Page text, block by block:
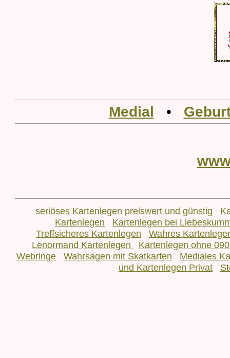
Medial •
seriöses Kartenlegen preiswert und günstig
Kartenlegen
Kartenlegen bei
Treffsicheres Kartenlegen
Wahres
Lenormand Kartenlegen
Kartenlegen ohne
Webringe
Wahrsagen mit Skatkarten
Mediales
und Kartenlegen Privat